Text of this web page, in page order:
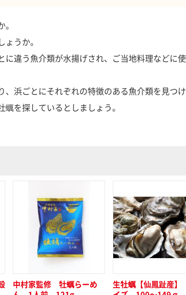
うか。
違う魚介類が水揚げされ、ご当地料理などに
浜ごとにそれぞれの特徴のある魚介類を見つ
を探しているとしましょう。
中村家監修 牡蠣らーめ
生牡蠣【仙鳳趾産